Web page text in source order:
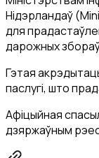
Нідэрландаў
для
дарожных
Гэтая
паслугі, што
Афіцыйная
дзяржаўным